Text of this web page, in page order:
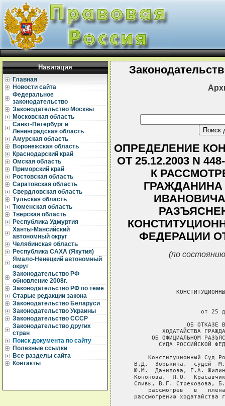
Навигация
Главная
Новости сайта
Федеральное
законодательство
Законодательство Москвы
Московская область
Санкт-Петербург и
Ленинградская область
Амурская область
Воронежская область
Краснодарский край
Омская область
Приморский край
Ростовская область
Саратовская область
Свердловская область
Тульская область
Тюменская область
Тверская область
Республика Удмуртия
Ханты-Мансийский
автономный округ
Челябинская область
Республика САХА (Якутия)
Ямало-Ненецкий автономный
округ
Законодательство РФ
обновление 2008г.
Законодательство РФ по теме
Старые редакции закона
Законодательство Беларуси
Законодательство Украины
Законодательство СССР
Законодательство других
стран
Поиск документа по сайту
Полезные ссылки
Все разделы сайта
Контакты
ОПРЕДЕЛЕНИЕ
ОТ 25.12.2003 N
К
ФЕДЕРАЦИИ ОТ
(по